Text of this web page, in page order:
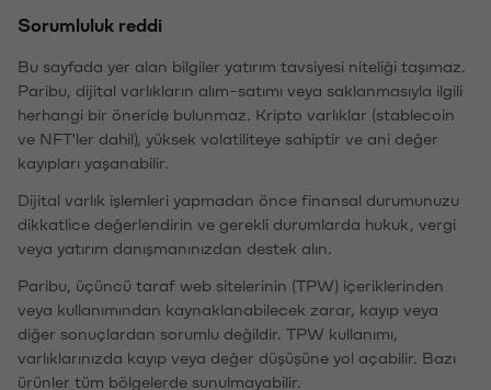
Sorumluluk reddi
Bu sayfada yer alan bilgiler yatırım tavsiyesi niteliği taşımaz.
Paribu, dijital varlıkların alım-satımı veya saklanmasıyla ilgili
herhangi bir öneride bulunmaz. Kripto varlıklar (stablecoin
ve NFT'ler dahil), yüksek volatiliteye sahiptir ve ani değer
kayıpları yaşanabilir.
Dijital varlık işlemleri yapmadan önce finansal durumunuzu
dikkatlice değerlendirin ve gerekli durumlarda hukuk, vergi
veya yatırım danışmanınızdan destek alın.
Paribu, üçüncü taraf web sitelerinin (TPW) içeriklerinden
veya kullanımından kaynaklanabilecek zarar, kayıp veya
diğer sonuçlardan sorumlu değildir. TPW kullanımı,
varlıklarınızda kayıp veya değer düşüşüne yol açabilir. Bazı
ürünler tüm bölgelerde sunulmayabilir.